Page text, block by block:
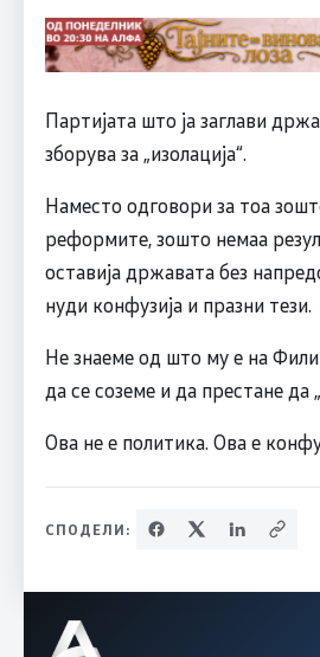
Партијата што ја заглави
зборува за „изолација“.
Наместо одговори за тоа
реформите, зошто немаа
оставија државата без
нуди конфузија и празни тези.
Не знаеме од што му е на
да се соземе и да престане да
Ова не е политика. Ова е
СПОДЕЛИ: